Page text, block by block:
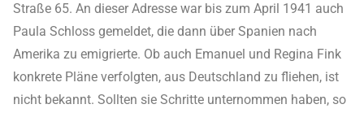
Straße 65. An dieser Adresse war bis zum April 1941 auch
Paula Schloss gemeldet, die dann über Spanien nach
Amerika zu emigrierte. Ob auch Emanuel und Regina Fink
konkrete Pläne verfolgten, aus Deutschland zu fliehen, ist
nicht bekannt. Sollten sie Schritte unternommen haben, so